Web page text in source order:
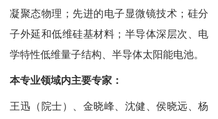
凝聚态物理；先进的电子显微镜技术；硅分
子外延和低维硅基材料；半导体深层次、电
学特性低维量子结构、半导体太阳能电池。
本专业领域内主要专家：
王迅（院士）、金晓峰、沈健、侯晓远、杨